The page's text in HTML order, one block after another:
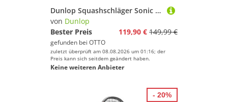
Dunlop Squashschläger Sonic Core Evolution 130 (130g/ausgewogen) schwarz/weiss/grün
von Dunlop
Bester Preis
119,90 € 149,99 €
gefunden bei OTTO
zuletzt überprüft am 08.08.2026 um 01:16; der
Preis kann sich seitdem geändert haben.
Keine weiteren Anbieter
- 20%